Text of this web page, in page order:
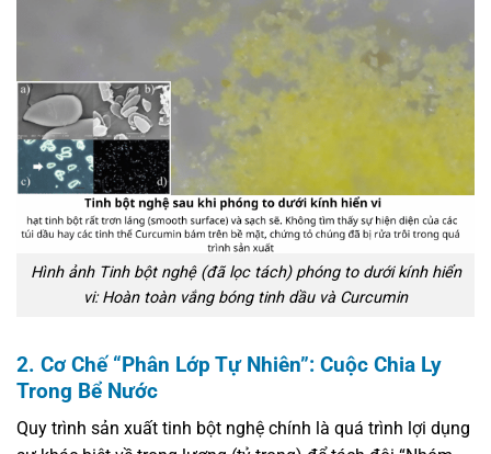
Hình ảnh Tinh bột nghệ (đã lọc tách) phóng to dưới kính hiển
vi: Hoàn toàn vắng bóng tinh dầu và Curcumin
2. Cơ Chế “Phân Lớp Tự Nhiên”: Cuộc Chia Ly
Trong Bể Nước
Quy trình sản xuất tinh bột nghệ chính là quá trình lợi dụng